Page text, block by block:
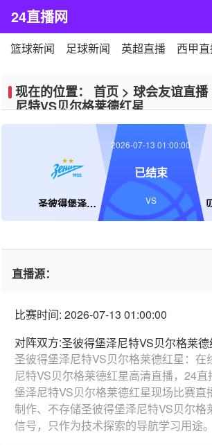
24直播网
篮球新闻 足球新闻 英超直播 西甲
现在的位置： 首页 > 球会友谊直播
尼特VS贝尔格莱德红星
圣彼得堡泽尼特
2026-07-13 01:00:00
已结束
VS
直播源：
比赛时间: 2026-07-13 01:00:00
对阵双方:圣彼得堡泽尼特VS贝尔格莱德
圣彼得堡泽尼特VS贝尔格莱德红星：在
尼特VS贝尔格莱德红星高清直播，24
堡泽尼特VS贝尔格莱德红星现场比赛直
制作、不存储圣彼得堡泽尼特VS贝尔格
信号，只作为技术探索的导航学习用途。